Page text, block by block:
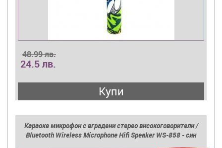
48.99 лв.
24.5 лв.
Купи
Караоке микрофон с вградени стерео високоговорители /
Bluetooth Wireless Microphone Hifi Speaker WS-858 - син